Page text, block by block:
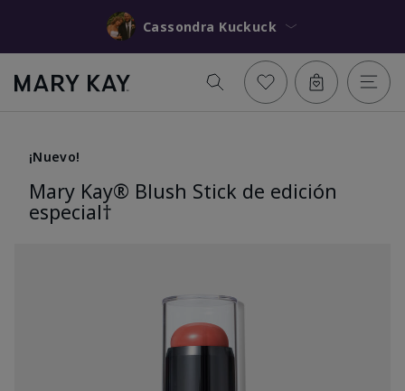
Cassondra Kuckuck
¡Nuevo!
Mary Kay® Blush Stick de edición
especial†